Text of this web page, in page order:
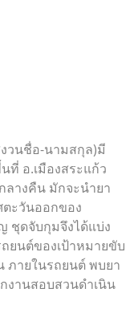
วนชื่อ-นามสกุล)มี
ที่ อ.เมืองสระแก้ว
ลางคืน มักจะนำยา
ะวันออกของ
ชุดจับกุมจึงได้แบ่ง
ยนต์ของเป้าหมายขับ
ภายในรถยนต์ พบยา
งานสอบสวนดำเนิน